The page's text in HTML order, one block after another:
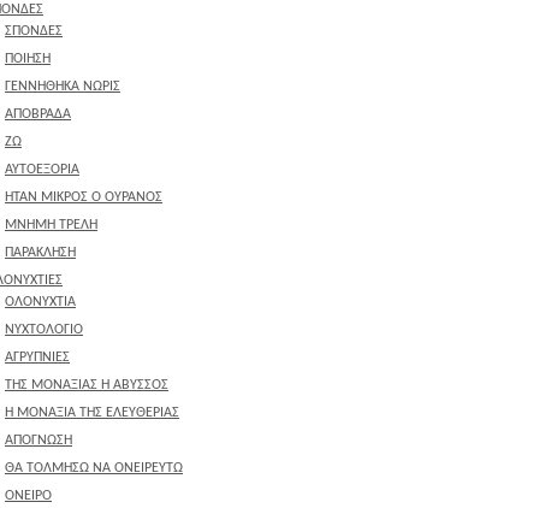
ΣΠΟΝΔΕΣ
ΠΟΙΗΣΗ
ΓΕΝΝΗΘΗΚΑ ΝΩΡΙΣ
ΑΠΟΒΡΑΔΑ
ΖΩ
ΑΥΤΟΕΞΟΡΙΑ
ΗΤΑΝ ΜΙΚΡΟΣ Ο ΟΥΡΑΝΟΣ
ΜΝΗΜΗ ΤΡΕΛΗ
ΠΑΡΑΚΛΗΣΗ
ΟΛΟΝΥΧΤΙΑ
ΝΥΧΤΟΛΟΓΙΟ
ΑΓΡΥΠΝΙΕΣ
ΤΗΣ ΜΟΝΑΞΙΑΣ Η ΑΒΥΣΣΟΣ
Η ΜΟΝΑΞΙΑ ΤΗΣ ΕΛΕΥΘΕΡΙΑΣ
ΑΠΟΓΝΩΣΗ
ΘΑ ΤΟΛΜΗΣΩ ΝΑ ΟΝΕΙΡΕΥΤΩ
ΟΝΕΙΡΟ